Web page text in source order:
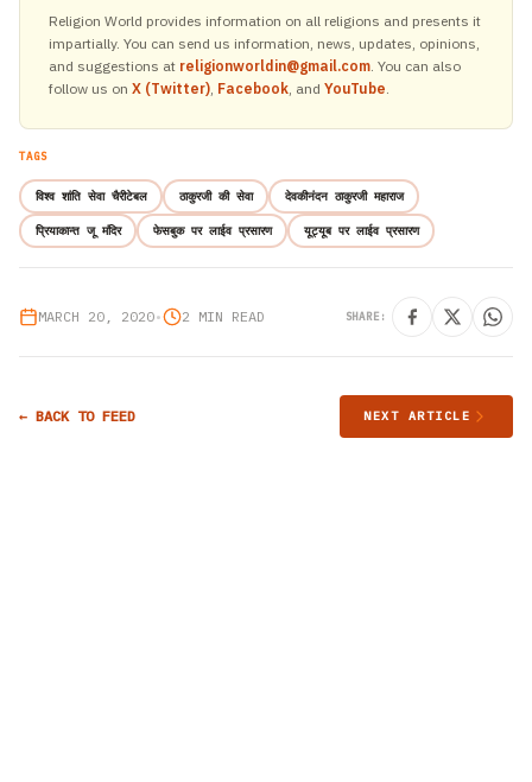
Religion World provides information on all religions and presents it
impartially. You can send us information, news, updates, opinions,
and suggestions at religionworldin@gmail.com. You can also
follow us on X (Twitter), Facebook, and YouTube.
TAGS
विश्व शांति सेवा चैरीटेबल ठाकुरजी की सेवा देवकीनंदन ठाकुरजी महाराज
प्रियाकान्त जू मंदिर फेसबुक पर लाईव प्रसारण यूट्यूब पर लाईव प्रसारण
MARCH 20, 2020• 2 MIN READ SHARE:
← BACK TO FEED NEXT ARTICLE